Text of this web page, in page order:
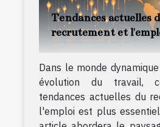
Tendances actuelles
recrutement et
Dans le monde
évolution du travail,
tendances actuelles du
l'emploi est plus